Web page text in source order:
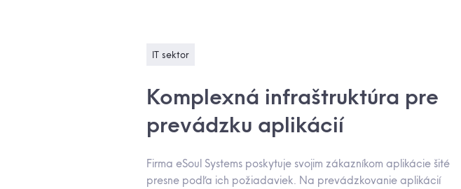
IT sektor
Komplexná infraštruktúra pre
prevádzku aplikácií
Firma eSoul Systems poskytuje svojim zákazníkom aplikácie šité
presne podľa ich požiadaviek. Na prevádzkovanie aplikácií